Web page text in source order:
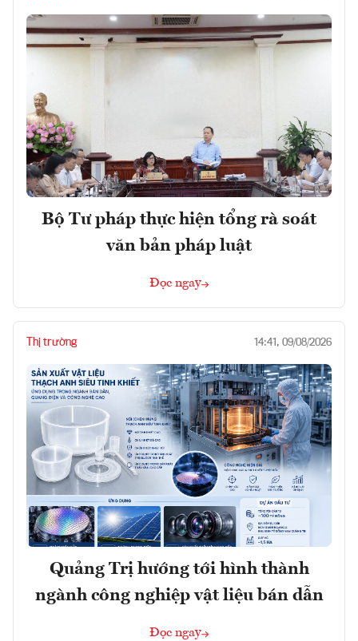
Bộ Tư pháp thực hiện tổng rà soát
văn bản pháp luật
Đọc ngay
Thị trường 14:41, 09/08/2026
Quảng Trị hướng tới hình thành
ngành công nghiệp vật liệu bán dẫn
Đọc ngay